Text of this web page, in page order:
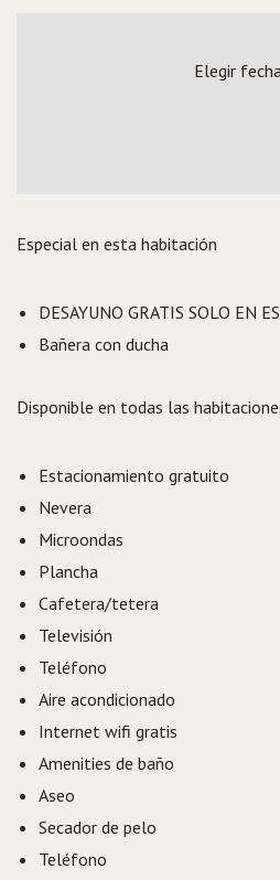
Elegir
Especial en esta habitación
DESAYUNO GRATIS SOLO EN
Bañera con ducha
Disponible en todas las
Estacionamiento gratuito
Nevera
Microondas
Plancha
Cafetera/tetera
Televisión
Teléfono
Aire acondicionado
Internet wifi gratis
Amenities de baño
Aseo
Secador de pelo
Teléfono